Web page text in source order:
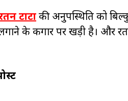
टाटाकी अनुपस्थिति को
लगाने के कगार पर खड़ी है।